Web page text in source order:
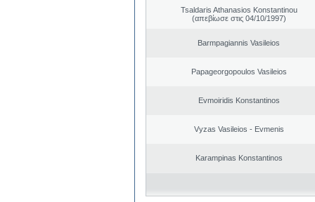
Tsaldaris Athanasios Konstantinou
(απεβίωσε στις 04/10/1997)
Barmpagiannis Vasileios
Papageorgopoulos Vasileios
Evmoiridis Konstantinos
Vyzas Vasileios - Evmenis
Karampinas Konstantinos